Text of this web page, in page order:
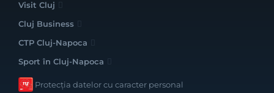
Visit Cluj
Cluj Business
CTP Cluj-Napoca
Sport în Cluj-Napoca
Protecția datelor cu caracter personal